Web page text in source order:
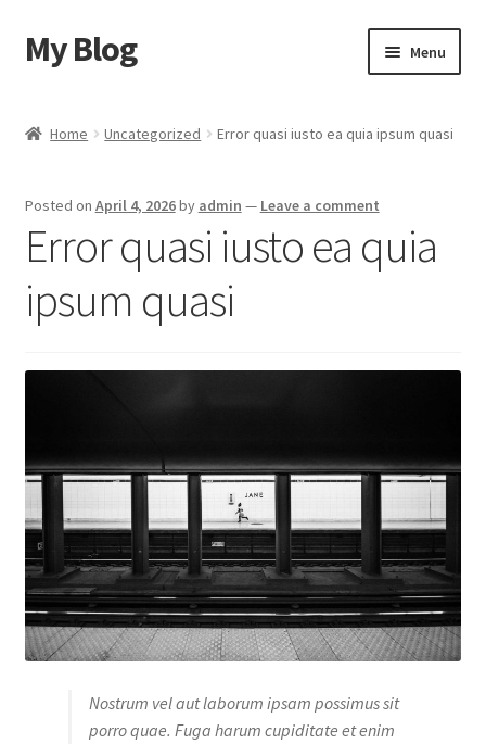
Skip
to
Skip
to
My Blog Menu
Checkout
Home Uncategorized Error quasi iusto ea quia ipsum quasi
Posted on April 4, 2026by admin — Leave a comment
Error quasi iusto ea quia
ipsum quasi
Nostrum vel aut laborum ipsam possimus sit
porro quae. Fuga harum cupiditate et enim